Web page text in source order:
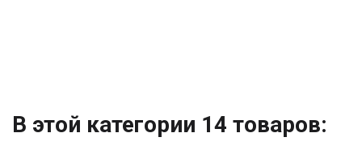
В этой категории 14 товаров: